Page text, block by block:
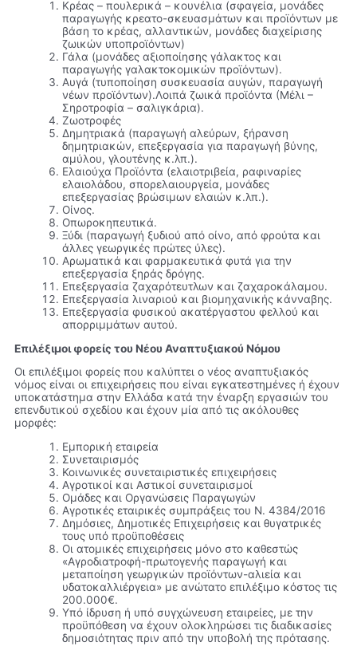
Κρέας – πουλερικά – κουνέλια (σφαγεία, μονάδες
παραγωγής κρεατο-σκευασμάτων και προϊόντων με
βάση το κρέας, αλλαντικών, μονάδες διαχείρισης
ζωικών υποπροϊόντων)
Γάλα (μονάδες αξιοποίησης γάλακτος και
παραγωγής γαλακτοκομικών προϊόντων).
Αυγά (τυποποίηση συσκευασία αυγών, παραγωγή
νέων προϊόντων).Λοιπά ζωικά προϊόντα (Μέλι –
Σηροτροφία – σαλιγκάρια).
Ζωοτροφές
Δημητριακά (παραγωγή αλεύρων, ξήρανση
δημητριακών, επεξεργασία για παραγωγή βύνης,
αμύλου, γλουτένης κ.λπ.).
Ελαιούχα Προϊόντα (ελαιοτριβεία, ραφιναρίες
ελαιολάδου, σπορελαιουργεία, μονάδες
επεξεργασίας βρώσιμων ελαιών κ.λπ.).
Οίνος.
Οπωροκηπευτικά.
Ξύδι (παραγωγή ξυδιού από οίνο, από φρούτα και
άλλες γεωργικές πρώτες ύλες).
Αρωματικά και φαρμακευτικά φυτά για την
επεξεργασία ξηράς δρόγης.
Επεξεργασία ζαχαρότευτλων και ζαχαροκάλαμου.
Επεξεργασία λιναριού και βιομηχανικής κάνναβης.
Επεξεργασία φυσικού ακατέργαστου φελλού και
απορριμμάτων αυτού.
Επιλέξιμοι φορείς του Νέου Αναπτυξιακού Νόμου
Οι επιλέξιμοι φορείς που καλύπτει ο νέος αναπτυξιακός
νόμος είναι οι επιχειρήσεις που είναι εγκατεστημένες ή έχουν
υποκατάστημα στην Ελλάδα κατά την έναρξη εργασιών του
επενδυτικού σχεδίου και έχουν μία από τις ακόλουθες
μορφές:
Εμπορική εταιρεία
Συνεταιρισμός
Κοινωνικές συνεταιριστικές επιχειρήσεις
Αγροτικοί και Αστικοί συνεταιρισμοί
Ομάδες και Οργανώσεις Παραγωγών
Αγροτικές εταιρικές συμπράξεις του Ν. 4384/2016
Δημόσιες, Δημοτικές Επιχειρήσεις και θυγατρικές
τους υπό προϋποθέσεις
Οι ατομικές επιχειρήσεις μόνο στο καθεστώς
«Αγροδιατροφή-πρωτογενής παραγωγή και
μεταποίηση γεωργικών προϊόντων-αλιεία και
υδατοκαλλιέργεια» με ανώτατο επιλέξιμο κόστος τις
200.000€.
Υπό ίδρυση ή υπό συγχώνευση εταιρείες, με την
προϋπόθεση να έχουν ολοκληρώσει τις διαδικασίες
δημοσιότητας πριν από την υποβολή της πρότασης.